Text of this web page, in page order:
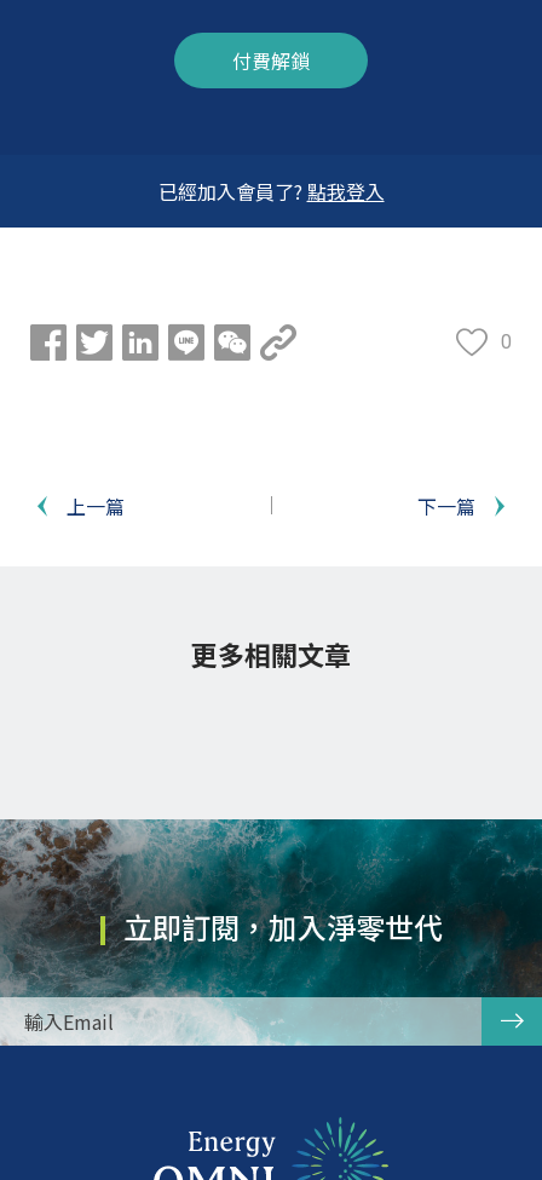
付費解鎖
已經加入會員了? 點我登入
0
上一篇 下一篇
更多相關文章
立即訂閱，加入淨零世代